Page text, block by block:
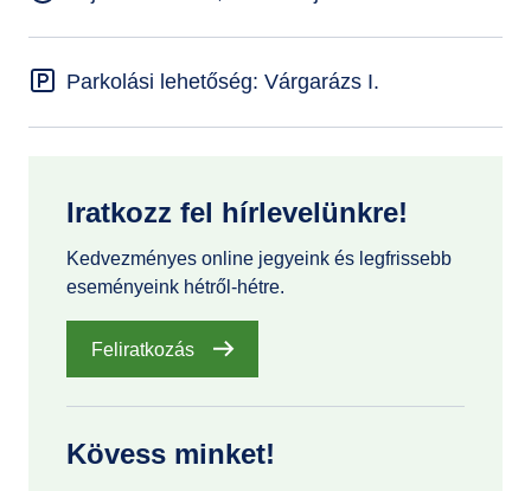
Parkolási lehetőség: Várgarázs I.
Iratkozz fel hírlevelünkre!
Kedvezményes online jegyeink és legfrissebb
eseményeink hétről-hétre.
Feliratkozás
Kövess minket!